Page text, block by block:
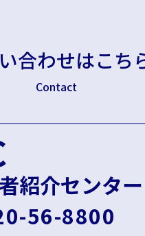
合わせはこち
Contact
紹介センター
56-8800